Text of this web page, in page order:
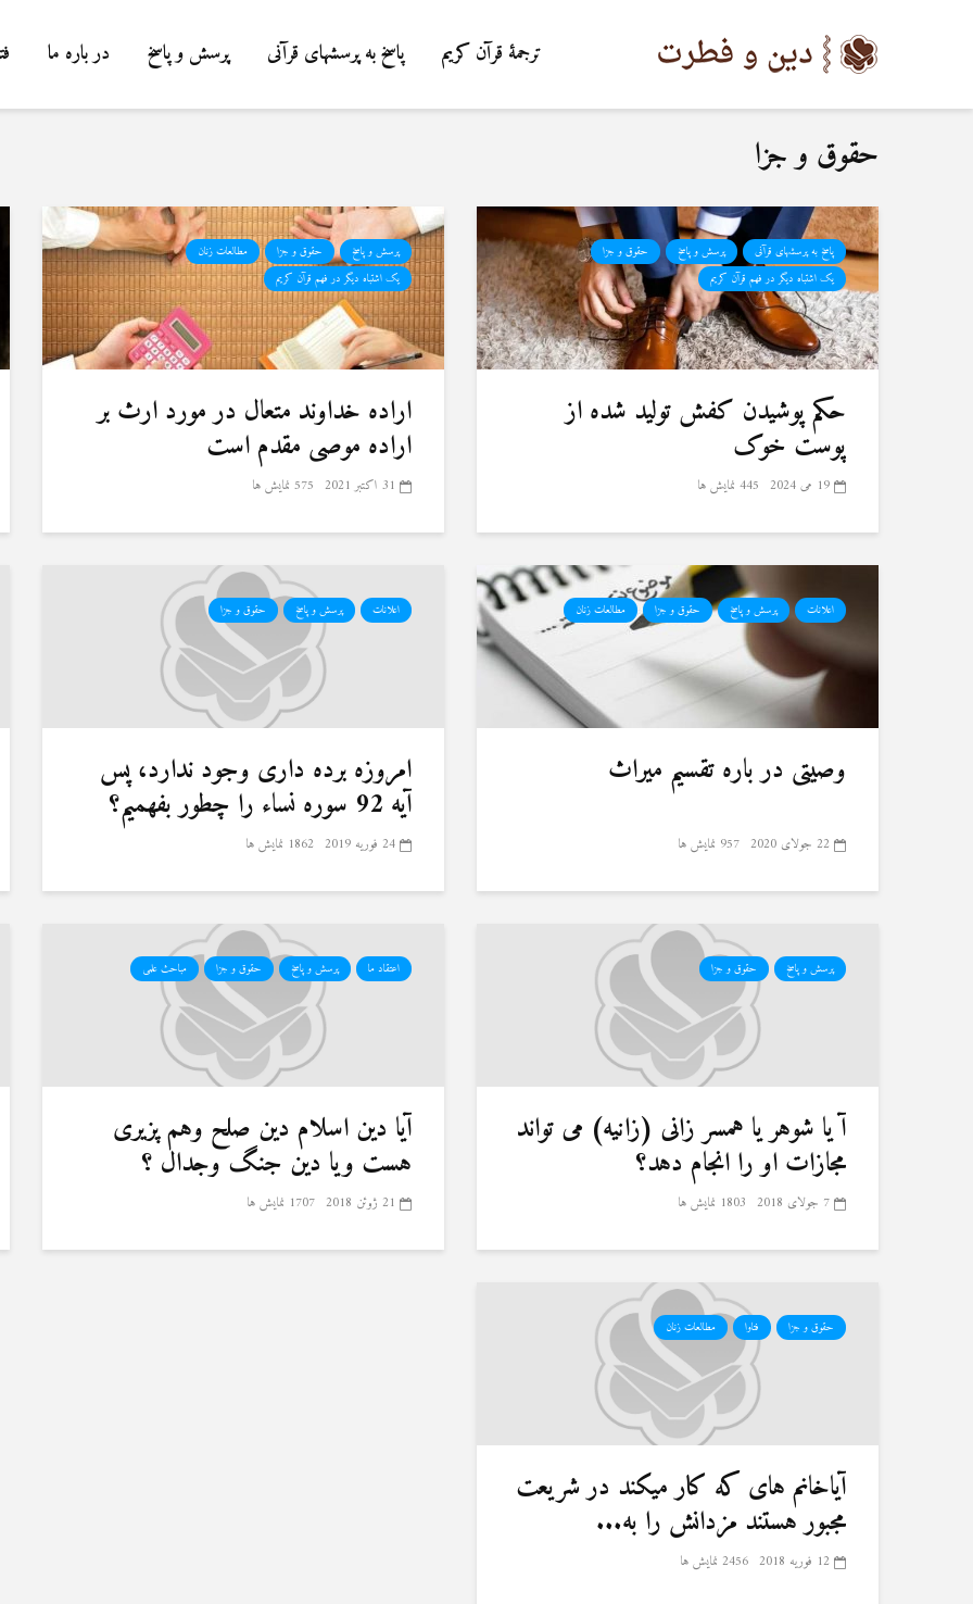
ترجمۀ قرآن کریم پاسخ به پرسشهای قرآنی پرسش و پاسخ در باره ما
حقوق و جزا
پاسخ به پرسشهای قرآنی پرسش و پاسخ
حقوق و جزا
یک اشتباه دیگر در فهم قرآن کریم
حکم پوشیدن کفش تولید شده از
پوست خوک
19 می 2024 445 نمایش ها
پرسش و پاسخ حقوق و جزا
مطالعات زنان
یک اشتباه دیگر در فهم قرآن کریم
اراده خداوند متعال در مورد ارث بر
اراده موصی مقدم است
31 اکتبر 2021 575 نمایش ها
اعلانات پرسش و پاسخ حقوق و جزا مطالعات زنان
وصیتی در باره تقسیم میراث
22 جولای 2020 957 نمایش ها
اعلانات پرسش و پاسخ حقوق و جزا
امروزه برده داری وجود ندارد، پس
آیه 92 سوره نساء را چطور بفهمیم؟
24 فوریه 2019 1862 نمایش ها
پرسش و پاسخ حقوق و جزا
آ یا شوهر یا همسر زانی (زانیه) می تواند
مجازات او را انجام دهد؟
7 جولای 2018 1803 نمایش ها
اعتقاد ما پرسش و پاسخ حقوق و جزا مباحث علمی
آیا دین اسلام دین صلح وهم پزیری
هست ویا دین جنگ وجدال ؟
21 ژوئن 2018 1707 نمایش ها
حقوق و جزا فتاوا مطالعات زنان
آیاخانم های که کار میکند در شریعت
مجبور هستند مزدانش را به...
12 فوریه 2018 2456 نمایش ها